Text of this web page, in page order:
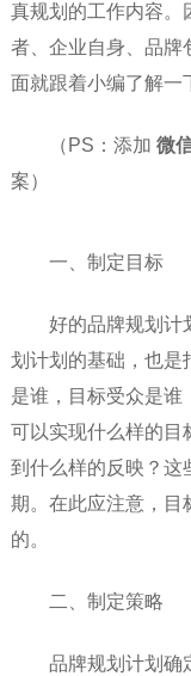
真规划的工作内容。
者、企业自身、品牌
面就跟着小编了解一
（PS：添加 微
案）
一、制定目标
好的品牌规划计
划计划的基础，也是
是谁，目标受众是谁
可以实现什么样的目
到什么样的反映？这
期。在此应注意，目
的。
二、制定策略
品牌规划计划确